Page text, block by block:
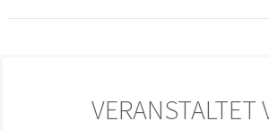
VERANSTALTET